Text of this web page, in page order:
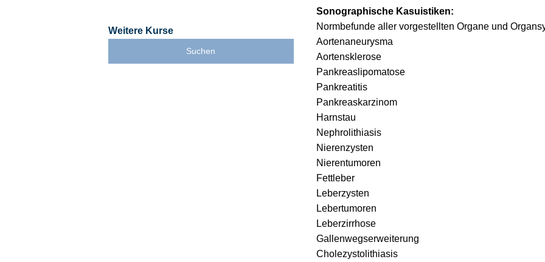
Weitere Kurse
Suchen
Sonographische Kasuistiken:
Normbefunde aller vorgestellten Organe und
Aortenaneurysma
Aortensklerose
Pankreaslipomatose
Pankreatitis
Pankreaskarzinom
Harnstau
Nephrolithiasis
Nierenzysten
Nierentumoren
Fettleber
Leberzysten
Lebertumoren
Leberzirrhose
Gallenwegserweiterung
Cholezystolithiasis